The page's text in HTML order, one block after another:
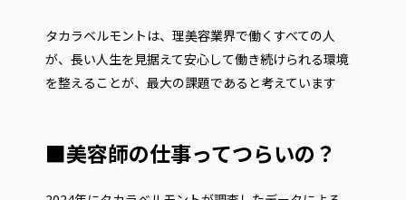
タカラベルモントは、理美容業界で働くすべての人
が、長い人生を見据えて安心して働き続けられる環境
を整えることが、最大の課題であると考えています
■美容師の仕事ってつらいの？